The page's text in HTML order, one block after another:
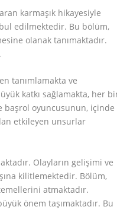
karmaşık hikayesiyle
edilmektedir. Bu bölüm,
olanak tanımaktadır.
tanımlamakta ve
katkı sağlamakta, her
başrol oyuncusunun, içinde
etkileyen unsurlar
Olayların gelişimi ve
kilitlemektedir. Bölüm,
atmaktadır.
önem taşımaktadır. Bu